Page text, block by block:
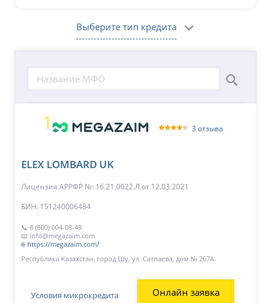
микрофинансовых организаций, состоящих в
реестре МФО и имеющих лицензию АРРФР в
августе 2026 года. Обновлено 08.08.2026
Выберите тип кредита
1 3 отзыва
ELEX LOMBARD UK
Лицензия АРРФР №: 16.21.0022.Лот 12.03.2021
БИН: 151240006484
📞 8 (800) 004-08-49
📧 info@megazaim.com
🌐 https://megazaim.com/
Республика Казахстан, город Шу, ул. Сатпаева, дом № 267А.
Онлайн заявка
Условия микрокредита